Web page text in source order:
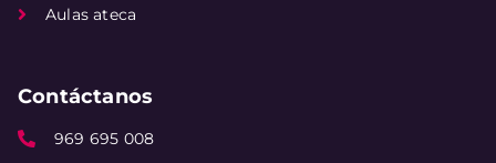
Aulas ateca
Contáctanos
969 695 008